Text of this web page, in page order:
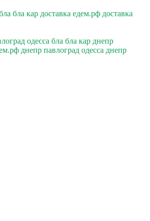
бла кар доставка едем.рф доставка
одесса бла бла кар днепр
днепр павлоград одесса днепр